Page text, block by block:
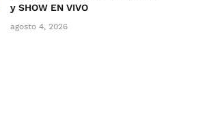
y SHOW EN VIVO
agosto 4, 2026